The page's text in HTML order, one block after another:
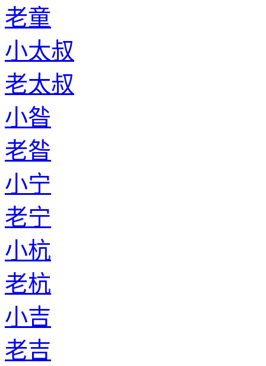
老童
小太叔
老太叔
小昝
老昝
小宁
老宁
小杭
老杭
小吉
老吉